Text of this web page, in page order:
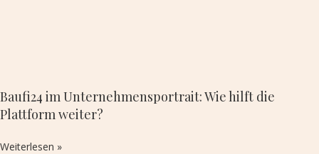
Baufi24 im Unternehmensportrait: Wie hilft die
Plattform weiter?
Weiterlesen »